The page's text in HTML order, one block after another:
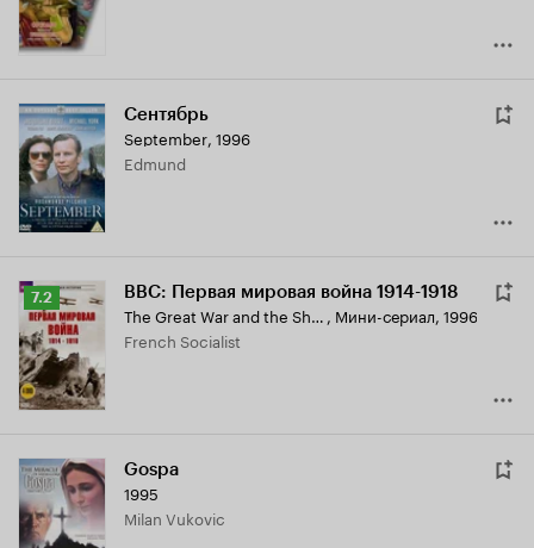
Сентябрь
September, 1996
Edmund
Рейтинг
Кинопоиска
7.2
7.2 BBC: Первая мировая война 1914-1918
The Great War and the Shaping of the 20th Century , Мини-сериал, 1996
French Socialist
Gospa
1995
Milan Vukovic